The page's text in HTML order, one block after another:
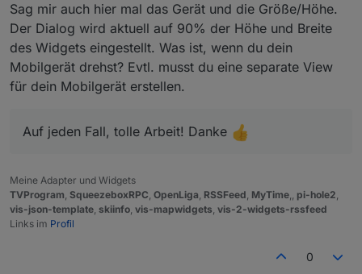
Sag mir auch hier mal das Gerät und die Größe/Höhe.
Der Dialog wird aktuell auf 90% der Höhe und Breite
des Widgets eingestellt. Was ist, wenn du dein
Mobilgerät drehst? Evtl. musst du eine separate View
für dein Mobilgerät erstellen.
Auf jeden Fall, tolle Arbeit! Danke
Meine Adapter und Widgets
TVProgram, SqueezeboxRPC, OpenLiga, RSSFeed, MyTime,, pi-hole2,
vis-json-template, skiinfo, vis-mapwidgets, vis-2-widgets-rssfeed
Links im Profil
0